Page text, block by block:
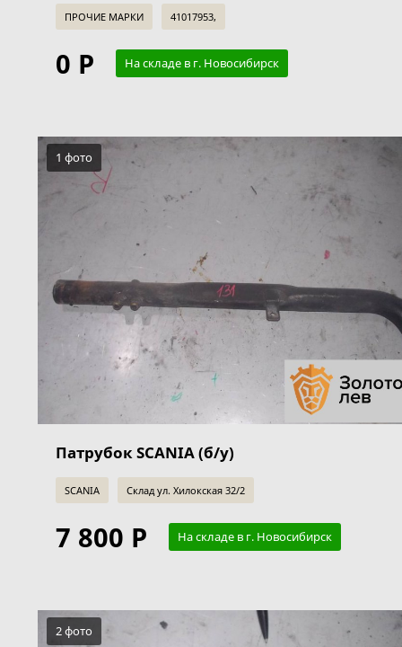
ПРОЧИЕ МАРКИ 41017953,
0 Р На складе в г. Новосибирск
1 фото
Патрубок SCANIA (б/у)
SCANIA Склад ул. Хилокская 32/2
7 800 Р На складе в г. Новосибирск
2 фото